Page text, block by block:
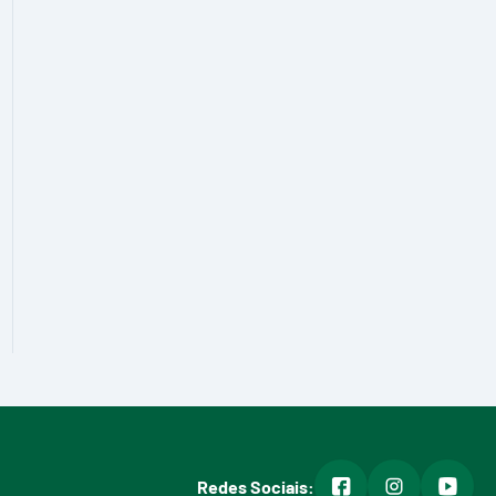
Redes Sociais: facebookinstagram